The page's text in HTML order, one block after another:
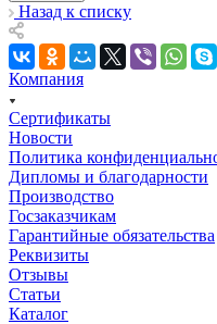
Назад к списку
Компания
Сертификаты
Новости
Политика
Дипломы и благодарности
Производство
Госзаказчикам
Гарантийные обязательства
Реквизиты
Отзывы
Статьи
Каталог